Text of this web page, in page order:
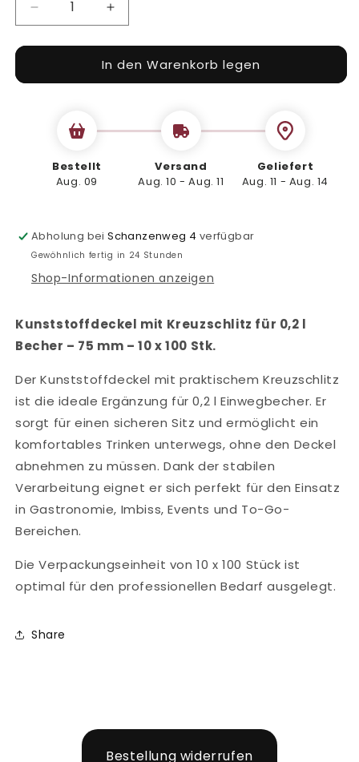
Verringere
die
Menge
Kunststoffdeckel
Becher
mm,
10x100
Erhöhe
die
Menge
für
Kunststoffdeckel
für
Becher
mm,
10x100
In den Warenkorb legen
Bestellt
Aug. 09
Versand
Aug. 10 - Aug. 11
Geliefert
Aug. 11 - Aug. 14
Abholung beiSchanzenweg 4 verfügbar
Gewöhnlich fertig in 24 Stunden
Shop-Informationen anzeigen
Kunststoffdeckel mit Kreuzschlitz für 0,2 l
Becher – 75 mm – 10 x 100 Stk.
Der Kunststoffdeckel mit praktischem Kreuzschlitz
ist die ideale Ergänzung für 0,2 l Einwegbecher. Er
sorgt für einen sicheren Sitz und ermöglicht ein
komfortables Trinken unterwegs, ohne den Deckel
abnehmen zu müssen. Dank der stabilen
Verarbeitung eignet er sich perfekt für den Einsatz
in Gastronomie, Imbiss, Events und To-Go-
Bereichen.
Die Verpackungseinheit von 10 x 100 Stück ist
optimal für den professionellen Bedarf ausgelegt.
Share
Bestellung widerrufen